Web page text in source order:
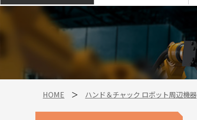
HOME ＞ ハンド＆チャック ロボット周辺機器